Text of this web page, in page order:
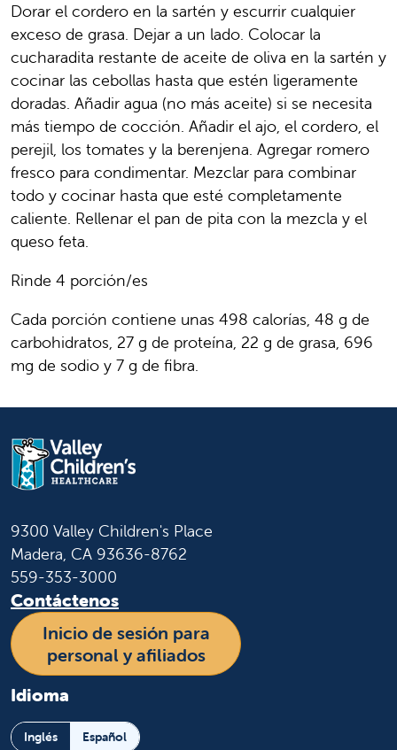
Dorar el cordero en la sartén y escurrir cualquier
exceso de grasa. Dejar a un lado. Colocar la
cucharadita restante de aceite de oliva en la sartén y
cocinar las cebollas hasta que estén ligeramente
doradas. Añadir agua (no más aceite) si se necesita
más tiempo de cocción. Añadir el ajo, el cordero, el
perejil, los tomates y la berenjena. Agregar romero
fresco para condimentar. Mezclar para combinar
todo y cocinar hasta que esté completamente
caliente. Rellenar el pan de pita con la mezcla y el
queso feta.
Rinde 4 porción/es
Cada porción contiene unas 498 calorías, 48 g de
carbohidratos, 27 g de proteína, 22 g de grasa, 696
mg de sodio y 7 g de fibra.
9300 Valley Children's Place
Madera, CA 93636-8762
559-353-3000
Contáctenos
Inicio de sesión para
personal y afiliados
Idioma
Inglés Español